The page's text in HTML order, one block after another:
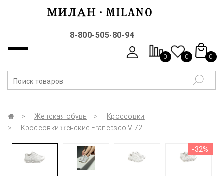
8-800-505-80-94
0 0 0
Женская обувь
Кроссовки
Кроссовки женские Francesco V 72
-32%